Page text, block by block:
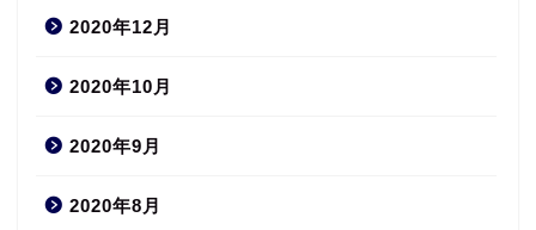
2020年12月
2020年10月
2020年9月
2020年8月